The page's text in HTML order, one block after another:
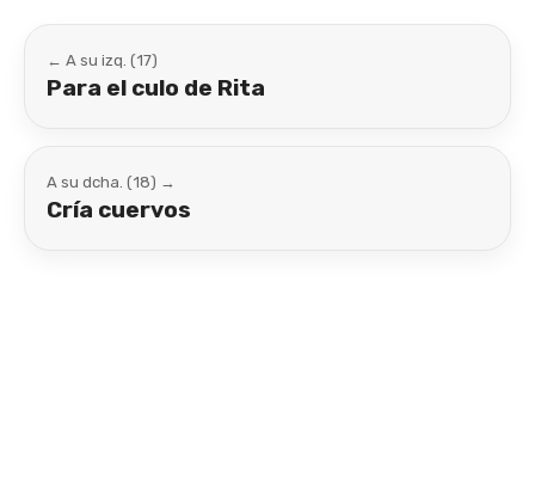
← A su izq. (17)
Para el culo de Rita
A su dcha. (18) →
Cría cuervos